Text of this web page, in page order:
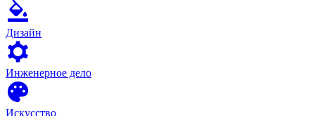
Дизайн
Инженерное дело
Искусство